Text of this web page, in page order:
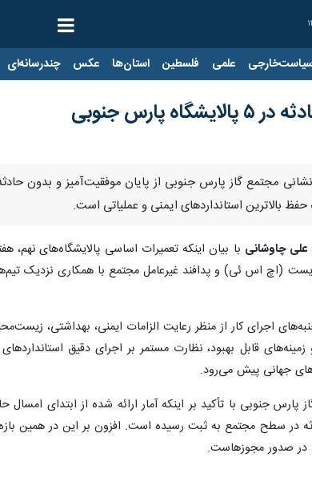
علمی فلسطین استان‌ها عکس چندرسانه‌ای
پارس جنوبی
مجتمع گاز پارس جنوبی از پایان موفقیت‌آمیز و بدون
بالاترین استانداردهای ایمنی و عملیاتی است.
علی چاوشانی با بیان اینکه تعمیرات اساسی پالایشگاه‌های
(اچ‌ اس‌ ئی) و پدافند غیرعامل مجتمع با همکاری نزدیک
اجرای کار از منظر رعایت الزامات ایمنی، بهداشتی،
قابل بهبود، نظارت مستمر بر اجرای دقیق
جهانی پیش می‌رود.
در صدور مجوزهاست.